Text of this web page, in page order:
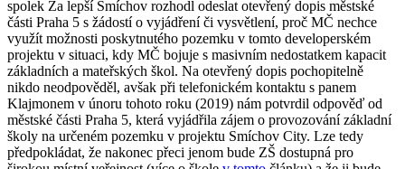
spolek Za lepší Smíchov rozhodl odeslat otevřený dopis městské
části Praha 5 s žádostí o vyjádření či vysvětlení, proč MČ nechce
využít možnosti poskytnutého pozemku v tomto developerském
projektu v situaci, kdy MČ bojuje s masivním nedostatkem kapacit
základních a mateřských škol. Na otevřený dopis pochopitelně
nikdo neodpověděl, avšak při telefonickém kontaktu s panem
Klajmonem v únoru tohoto roku (2019) nám potvrdil odpověď od
městské části Praha 5, která vyjádřila zájem o provozování základní
školy na určeném pozemku v projektu Smíchov City. Lze tedy
předpokládat, že nakonec přeci jenom bude ZŠ dostupná pro